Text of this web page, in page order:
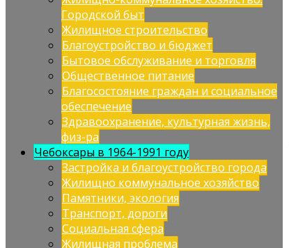
Городской быт
Жилищное строительство
Благоустройство и бюджет
Бытовое обслуживание и торговля
Общественное питание
Благосостояние граждан и социальное
обеспечение
Здравоохранение, культурная жизнь,
физ-ра
Чебоксары в 1964-1991 году
Застройка и благоустройство города
Жилищно коммунальное хозяйство
Памятники, экология
Транспорт, дороги
Социальная сфера
Жилищная проблема